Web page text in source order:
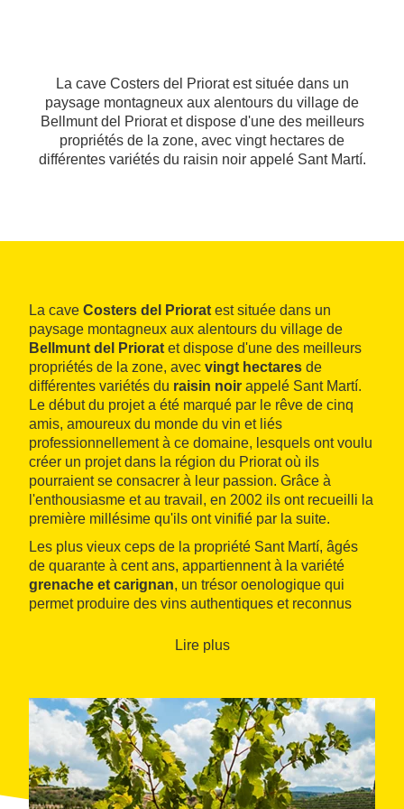
La cave Costers del Priorat est située dans un
paysage montagneux aux alentours du village de
Bellmunt del Priorat et dispose d'une des meilleurs
propriétés de la zone, avec vingt hectares de
différentes variétés du raisin noir appelé Sant Martí.
La cave Costers del Priorat est située dans un
paysage montagneux aux alentours du village de
Bellmunt del Priorat et dispose d'une des meilleurs
propriétés de la zone, avec vingt hectares de
différentes variétés du raisin noir appelé Sant Martí.
Le début du projet a été marqué par le rêve de cinq
amis, amoureux du monde du vin et liés
professionnellement à ce domaine, lesquels ont voulu
créer un projet dans la région du Priorat où ils
pourraient se consacrer à leur passion. Grâce à
l'enthousiasme et au travail, en 2002 ils ont recueilli la
première millésime qu'ils ont vinifié par la suite.
Les plus vieux ceps de la propriété Sant Martí, âgés
de quarante à cent ans, appartiennent à la variété
grenache et carignan, un trésor oenologique qui
permet produire des vins authentiques et reconnus
laquelle il a ppartiennent ont également de l'influence
les frontières.
Il y a quelques années, ils ont étendu la production
aux variétés de cabernet sauvignon, grenache, syrah
et merlot. Des vignes de la cave Costers del Priorat
sont cultivés dans de petites terrasses en raison du
relief abrupt, dans lesquelles la production est très
Lire plus